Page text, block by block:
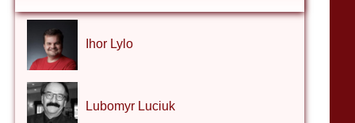
Ihor Lylo
Lubomyr Luciuk